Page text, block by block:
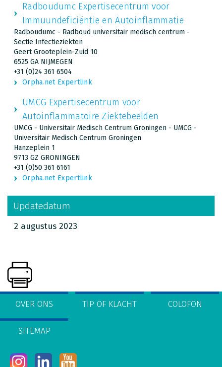
Radboudumc Expertisecentrum voor
Immuundeficiëntie en Autoinflammatie
Radboudumc - Radboud universitair medisch centrum -
Sectie Infectieziekten
Geert Grooteplein-Zuid 10
6525 GA NIJMEGEN
+31 (0)24 361 6504
Orpha.net Expertlink
UMCG Expertisecentrum voor
Autoinflammatoire Ziektebeelden
UMCG - Universitair Medisch Centrum Groningen - UMCG -
Universitair Medisch Centrum Groningen
Hanzeplein 1
9713 GZ GRONINGEN
+31 (0)50 361 6161
Orpha.net Expertlink
Updatedatum
2 augustus 2023
OVER ONS TIP OF KLACHT COLOFON
SITEMAP